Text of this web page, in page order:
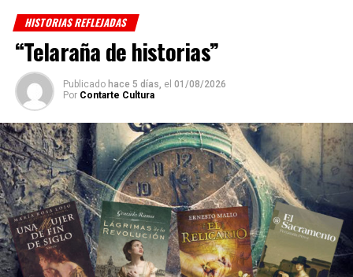
HISTORIAS REFLEJADAS
“Telaraña de historias”
Publicado hace 5 días, el 01/08/2026
Por Contarte Cultura